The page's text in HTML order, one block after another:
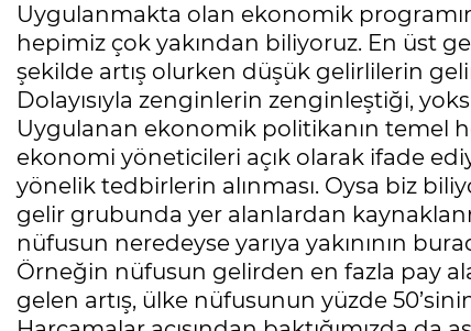
Uygulanmakta olan ekonomik
hepimiz çok yakından biliyoruz. En üst
şekilde artış olurken düşük gelirlilerin
Dolayısıyla zenginlerin zenginleştiği,
Uygulanan ekonomik politikanın temel
ekonomi yöneticileri açık olarak ifade
yönelik tedbirlerin alınması. Oysa biz
gelir grubunda yer alanlardan
nüfusun neredeyse yarıya yakınının
Örneğin nüfusun gelirden en fazla pay
gelen artış, ülke nüfusunun yüzde